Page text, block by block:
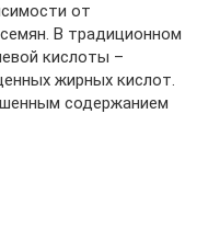
от
В традиционном
кислоты –
жирных кислот.
содержанием